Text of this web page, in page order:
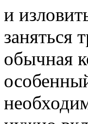
и
заняться
обычная